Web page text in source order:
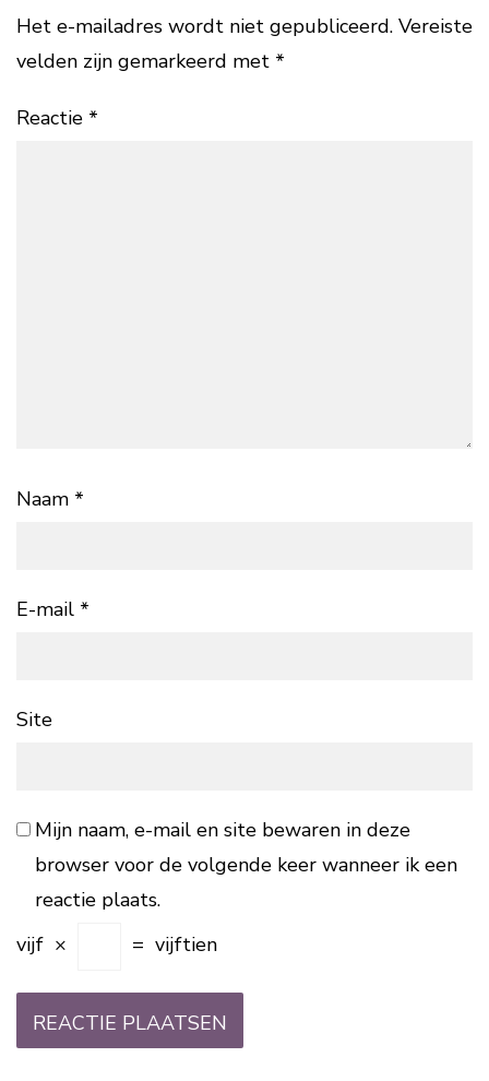
Het e-mailadres wordt niet gepubliceerd. Vereiste
velden zijn gemarkeerd met *
Reactie *
Naam *
E-mail *
Site
Mijn naam, e-mail en site bewaren in deze
browser voor de volgende keer wanneer ik een
reactie plaats.
vijf × = vijftien